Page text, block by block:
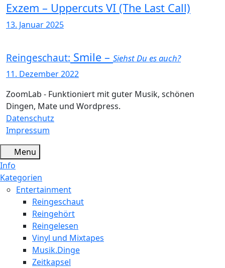
Exzem – Uppercuts VI (The Last Call)
13. Januar 2025
Reingeschaut: Smile – Siehst Du es auch?
11. Dezember 2022
ZoomLab - Funktioniert mit guter Musik, schönen
Dingen, Mate und Wordpress.
Datenschutz
Impressum
Menu
Info
Kategorien
Entertainment
Reingeschaut
Reingehört
Reingelesen
Vinyl und Mixtapes
Musik.Dinge
Zeitkapsel